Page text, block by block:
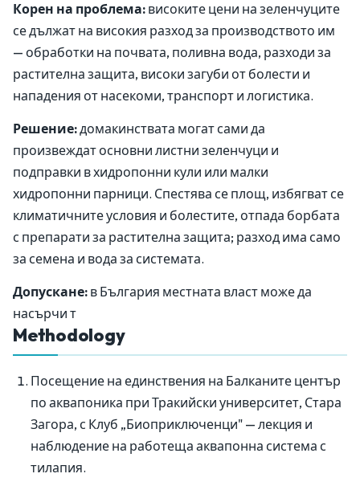
Корен на проблема: високите цени на зеленчуците
се дължат на високия разход за производството им
— обработки на почвата, поливна вода, разходи за
растителна защита, високи загуби от болести и
нападения от насекоми, транспорт и логистика.
Решение:домакинствата могат сами да
произвеждат основни листни зеленчуци и
подправки в хидропонни кули или малки
хидропонни парници. Спестява се площ, избягват се
климатичните условия и болестите, отпада борбата
с препарати за растителна защита; разход има само
за семена и вода за системата.
Допускане: в България местната власт може да
насърчи т
Methodology
Посещение на единствения на Балканите център
по аквапоника при Тракийски университет, Стара
Загора, с Клуб „Биоприключенци" — лекция и
наблюдение на работеща аквапонна система с
тилапия.